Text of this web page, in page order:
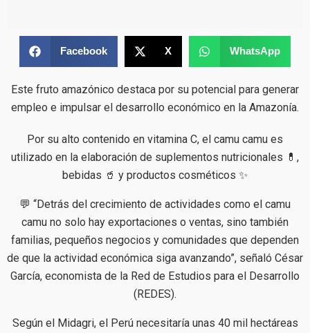
Facebook X WhatsApp
Este fruto amazónico destaca por su potencial para generar
empleo e impulsar el desarrollo económico en la Amazonía.
Por su alto contenido en vitamina C, el camu camu es
utilizado en la elaboración de suplementos nutricionales 💊,
bebidas 🥤 y productos cosméticos ✨
💬 “Detrás del crecimiento de actividades como el camu
camu no solo hay exportaciones o ventas, sino también
familias, pequeños negocios y comunidades que dependen
de que la actividad económica siga avanzando”, señaló César
García, economista de la Red de Estudios para el Desarrollo
(REDES).
Según el Midagri, el Perú necesitaría unas 40 mil hectáreas